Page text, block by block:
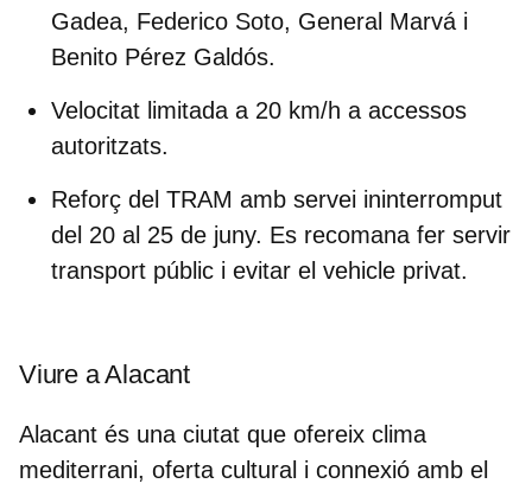
Gadea, Federico Soto, General Marvá i
Benito Pérez Galdós.
Velocitat limitada a 20 km/h a accessos
autoritzats.
Reforç del TRAM amb servei ininterromput
del 20 al 25 de juny. Es recomana fer servir
transport públic i evitar el vehicle privat.
Viure a Alacant
Alacant és una ciutat que ofereix clima
mediterrani, oferta cultural i connexió amb el